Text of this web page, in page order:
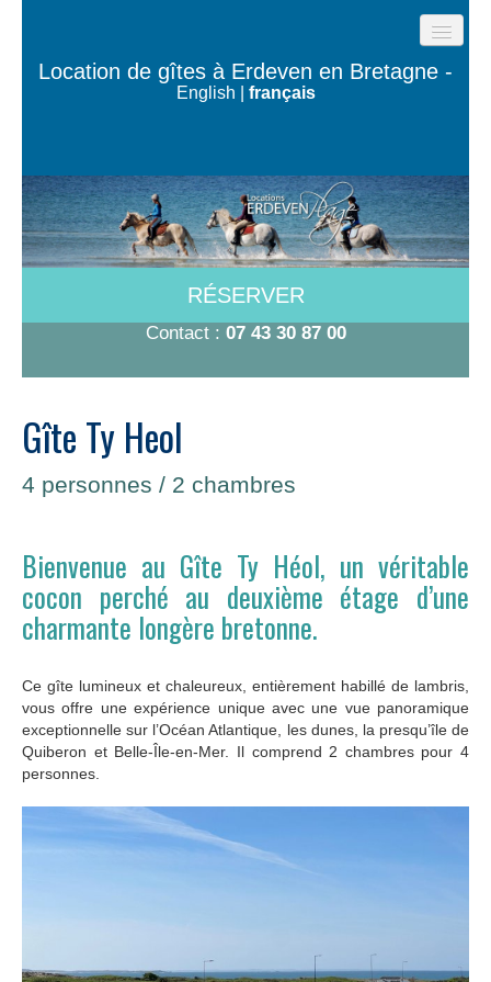
Location de gîtes à Erdeven en Bretagne -
English français
ACCUEIL
GÎTES DE LA PLAGE
MAISON TY BUGALÉ
CHAMBRES À 600M DE LA PLAGE
A VOIR/A FAIRE
TARIFS-DISPO
CONTACT
RÉSERVER
Contact : 07 43 30 87 00
Gîte Ty Heol
4 personnes / 2 chambres
Bienvenue au Gîte Ty Héol, un véritable
cocon perché au deuxième étage d’une
charmante longère bretonne.
Ce gîte lumineux et chaleureux, entièrement habillé de lambris,
vous offre une expérience unique avec une vue panoramique
exceptionnelle sur l’Océan Atlantique, les dunes, la presqu’île de
Quiberon et Belle-Île-en-Mer. Il comprend 2 chambres pour 4
personnes.